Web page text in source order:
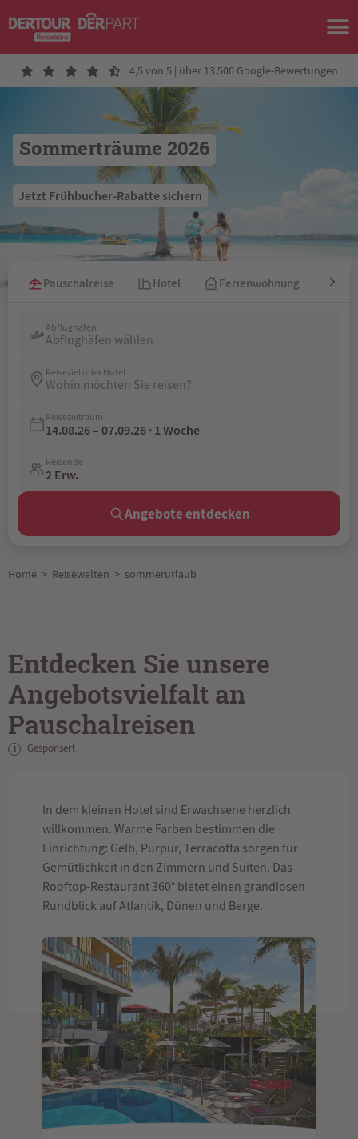
4,5 von 5 | über 13.500 Google-Bewertungen
Sommerträume 2026
Jetzt Frühbucher-Rabatte sichern
Pauschalreise Hotel Ferienwohnung
Abflughafen
Abflughäfen wählen
Reiseziel oder Hotel
Wohin möchten Sie reisen?
Reisezeitraum
14.08.26 – 07.09.26 · 1 Woche
Reisende
2 Erw.
Angebote entdecken
Home > Reisewelten > sommerurlaub
Entdecken Sie unsere
Angebotsvielfalt an
Pauschalreisen
Gesponsert
In dem kleinen Hotel sind Erwachsene herzlich
willkommen. Warme Farben bestimmen die
Einrichtung: Gelb, Purpur, Terracotta sorgen für
Gemütlichkeit in den Zimmern und Suiten. Das
Rooftop-Restaurant 360° bietet einen grandiosen
Rundblick auf Atlantik, Dünen und Berge.